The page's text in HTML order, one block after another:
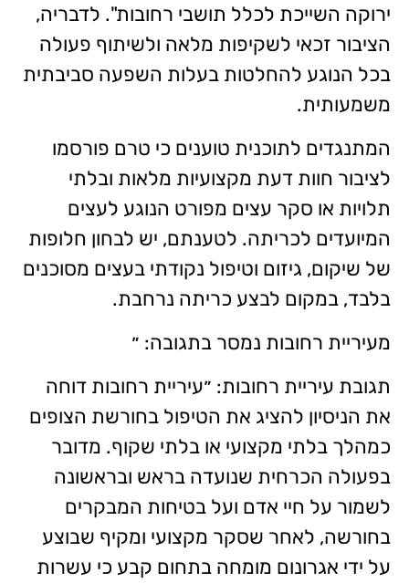
ירוקה השייכת לכלל תושבי רחובות". לדבריה,
הציבור זכאי לשקיפות מלאה ולשיתוף פעולה
בכל הנוגע להחלטות בעלות השפעה סביבתית
משמעותית.
המתנגדים לתוכנית טוענים כי טרם פורסמו
לציבור חוות דעת מקצועיות מלאות ובלתי
תלויות או סקר עצים מפורט הנוגע לעצים
המיועדים לכריתה. לטענתם, יש לבחון חלופות
של שיקום, גיזום וטיפול נקודתי בעצים מסוכנים
בלבד, במקום לבצע כריתה נרחבת.
מעיריית רחובות נמסר בתגובה: ״
תגובת עיריית רחובות: ״עיריית רחובות דוחה
את הניסיון להציג את הטיפול בחורשת הצופים
כמהלך בלתי מקצועי או בלתי שקוף. מדובר
בפעולה הכרחית שנועדה בראש ובראשונה
לשמור על חיי אדם ועל בטיחות המבקרים
בחורשה, לאחר שסקר מקצועי ומקיף שבוצע
על ידי אגרונום מומחה בתחום קבע כי עשרות